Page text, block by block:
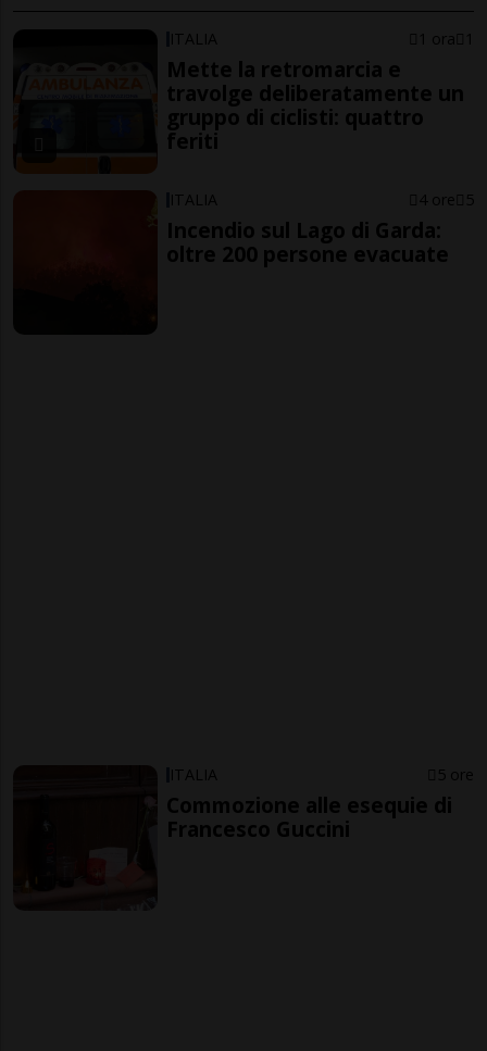
ITALIA 1 ora 1
Mette la retromarcia e
travolge deliberatamente un
gruppo di ciclisti: quattro
feriti
ITALIA 4 ore 5
Incendio sul Lago di Garda:
oltre 200 persone evacuate
ITALIA 5 ore
Commozione alle esequie di
Francesco Guccini